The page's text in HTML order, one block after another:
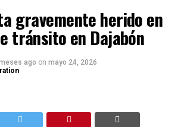
gravemente herido en
tránsito en Dajabón
ago on mayo 24, 2026